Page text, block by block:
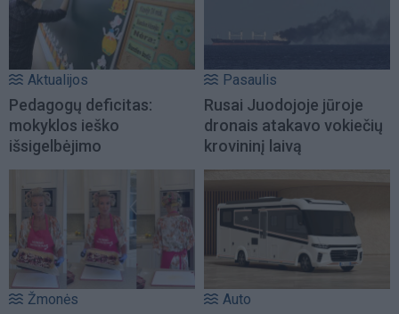
Aktualijos
Pedagogų deficitas:
mokyklos ieško
išsigelbėjimo
Pasaulis
Rusai Juodojoje jūroje
dronais atakavo vokiečių
krovininį laivą
Žmonės Auto